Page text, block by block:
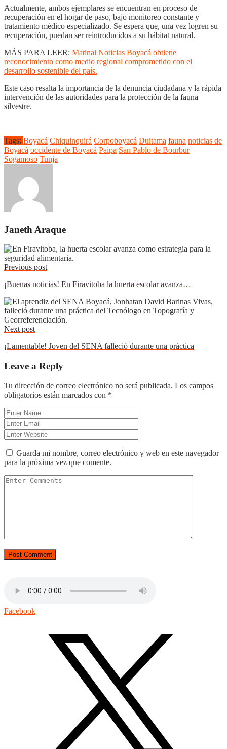
Actualmente, ambos ejemplares se encuentran en proceso de
recuperación en el hogar de paso, bajo monitoreo constante y
tratamiento médico especializado. Se espera que, una vez logren su
recuperación, puedan ser reintroducidos a su hábitat natural.
MÁS PARA LEER: Matinal Noticias Boyacá obtiene
reconocimiento como medio regional comprometido con el
desarrollo sostenible del país.
Este caso resalta la importancia de la denuncia ciudadana y la rápida
intervención de las autoridades para la protección de la fauna
silvestre.
Tags: Boyacá Chiquinquirá Corpoboyacá Duitama fauna noticias de
Boyacá occidente de Boyacá Paipa San Pablo de Bourbur
Sogamoso Tunja
Janeth Araque
Previous post
¡Buenas noticias! En Firavitoba la huerta escolar avanza…
Next post
¡Lamentable! Joven del SENA falleció durante una práctica
Leave a Reply
Tu dirección de correo electrónico no será publicada. Los campos
obligatorios están marcados con *
Guarda mi nombre, correo electrónico y web en este navegador
para la próxima vez que comente.
Facebook